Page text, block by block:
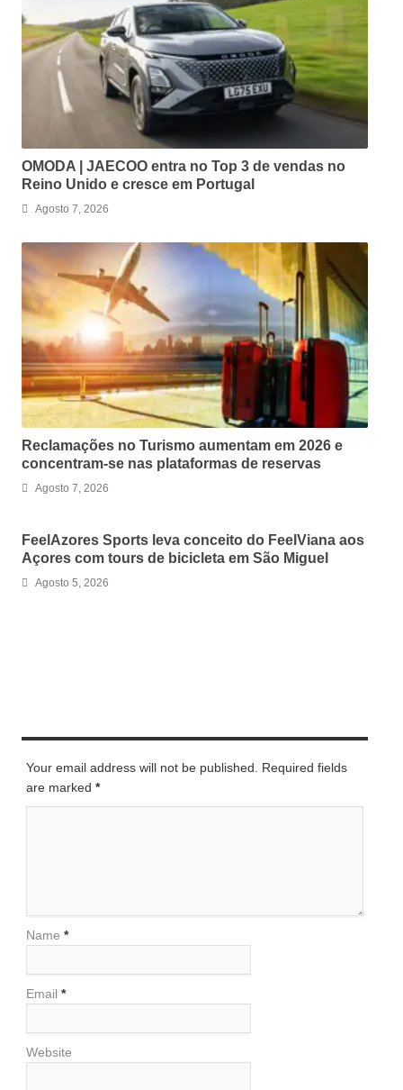
OMODA | JAECOO entra no Top 3 de vendas no
Reino Unido e cresce em Portugal
Agosto 7, 2026
Reclamações no Turismo aumentam em 2026 e
concentram-se nas plataformas de reservas
Agosto 7, 2026
FeelAzores Sports leva conceito do FeelViana aos
Açores com tours de bicicleta em São Miguel
Agosto 5, 2026
Your email address will not be published. Required fields
are marked *
Name *
Email *
Website